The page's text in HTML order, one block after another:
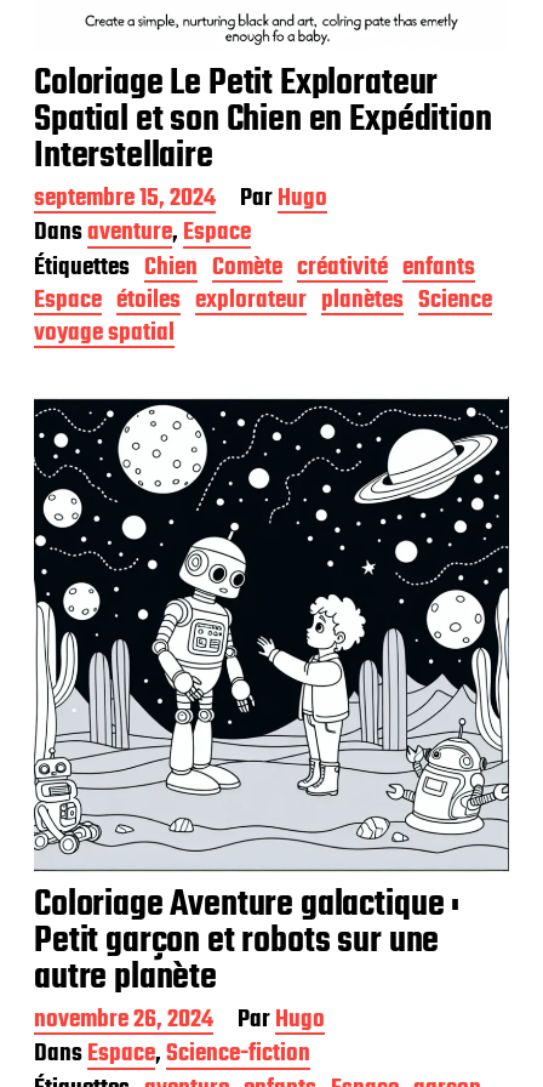
Coloriage Le Petit Explorateur
Spatial et son Chien en Expédition
Interstellaire
D
a
t
e
d
e
p
b
l
c
a
i
o
n
septembre 15, 2024 ParHugo
Dansaventure,Espace
Étiquettes Chien Comète créativité enfants
Espace étoiles explorateur planètes Science
voyage spatial
Coloriage Aventure galactique :
Petit garçon et robots sur une
autre planète
D
a
t
novembre 26, 2024 ParHugo
DansEspace,Science-fiction